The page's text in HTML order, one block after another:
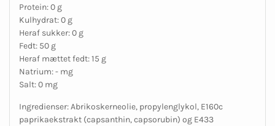
Protein: 0 g
Kulhydrat: 0 g
Heraf sukker: 0 g
Fedt: 50 g
Heraf mættet fedt: 15 g
Natrium: - mg
Salt: 0 mg
Ingredienser: Abrikoskerneolie, propylenglykol, E160c
paprikaekstrakt (capsanthin, capsorubin) og E433